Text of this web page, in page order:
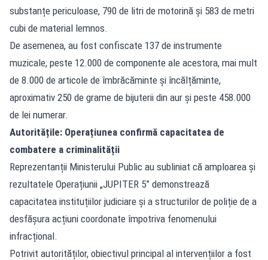
substanțe periculoase, 790 de litri de motorină și 583 de metri
cubi de material lemnos.
De asemenea, au fost confiscate 137 de instrumente
muzicale, peste 12.000 de componente ale acestora, mai mult
de 8.000 de articole de îmbrăcăminte și încălțăminte,
aproximativ 250 de grame de bijuterii din aur și peste 458.000
de lei numerar.
Autoritățile: Operațiunea confirmă capacitatea de
combatere a criminalității
Reprezentanții Ministerului Public au subliniat că amploarea și
rezultatele Operațiunii „JUPITER 5” demonstrează
capacitatea instituțiilor judiciare și a structurilor de poliție de a
desfășura acțiuni coordonate împotriva fenomenului
infracțional.
Potrivit autorităților, obiectivul principal al intervențiilor a fost